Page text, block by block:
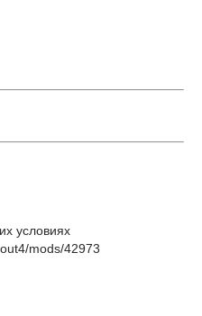
условиях
mods/42973